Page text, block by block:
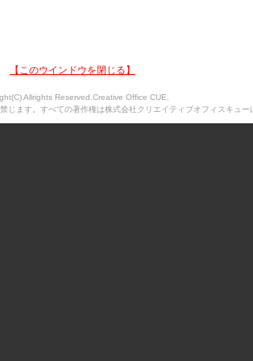
【このウインドウを閉じる】
Allrights Reserved.Creative Office CUE.
じます。すべての著作権は株式会社クリエイティブオフィスキュー